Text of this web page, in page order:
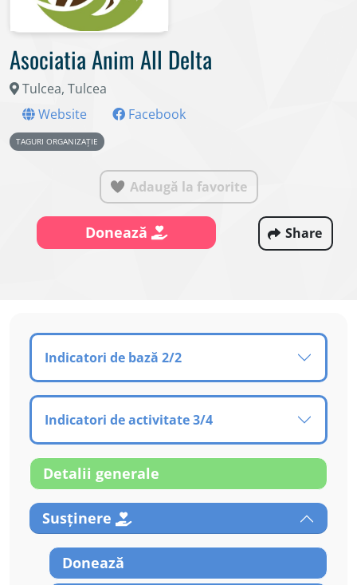
Asociatia Anim All Delta
Tulcea, Tulcea
Website
Facebook
TAGURI ORGANIZAȚIE
Adaugă la favorite
Donează Share
Indicatori de bază 2/2
Indicatori de activitate 3/4
Detalii generale
Susținere
Donează